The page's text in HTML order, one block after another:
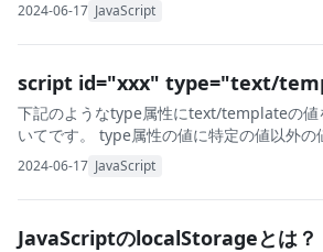
2024-06-17 JavaScript
script id="xxx" type="text/
下記のようなtype属性にtext/templateの
いてです。 type属性の値に特定の値以外の
scriptタグは無視されます。 text/template
2024-06-17 JavaScript
JavaScriptのlocalStorageとは？